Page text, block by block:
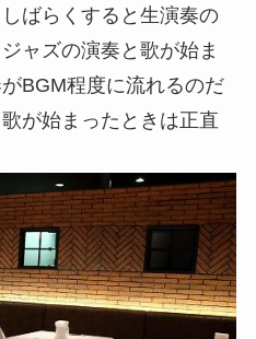
ばらくすると生演奏の
ャズの演奏と歌が始ま
BGM程度に流れるのだ
が始まったときは正直